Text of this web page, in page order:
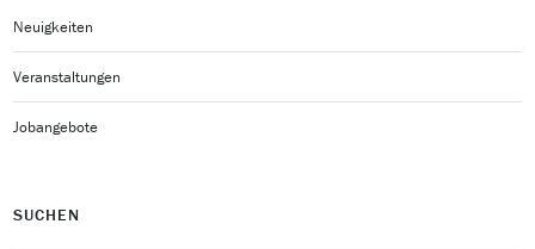
Neuigkeiten
Veranstaltungen
Jobangebote
SUCHEN